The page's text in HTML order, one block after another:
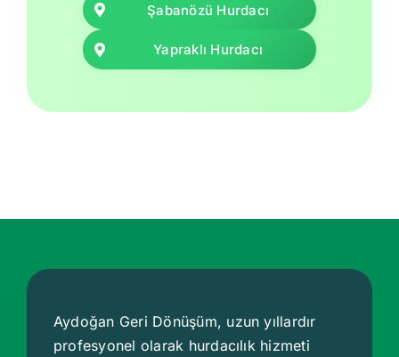
Şabanözü Hurdacı
Yapraklı Hurdacı
Aydoğan Geri Dönüşüm, uzun yıllardır
profesyonel olarak hurdacılık hizmeti